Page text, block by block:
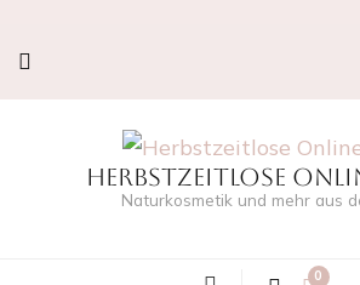
Herbstzeitlose
Naturkosmetik und mehr aus
0